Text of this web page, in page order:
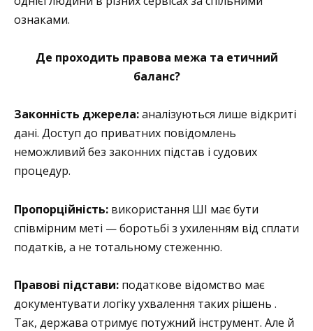
ознаками.
Де проходить правова межа та етичний
баланс?
Законність джерела:аналізуються лише відкриті
дані. Доступ до приватних повідомлень
неможливий без законних підстав і судових
процедур.
Пропорційність: використання ШІ має бути
співмірним меті — боротьбі з ухиленням від сплати
податків, а не тотальному стеженню.
Правові підстави: податкове відомство має
документувати логіку ухвалення таких рішень .
Так, держава отримує потужний інструмент. Але й